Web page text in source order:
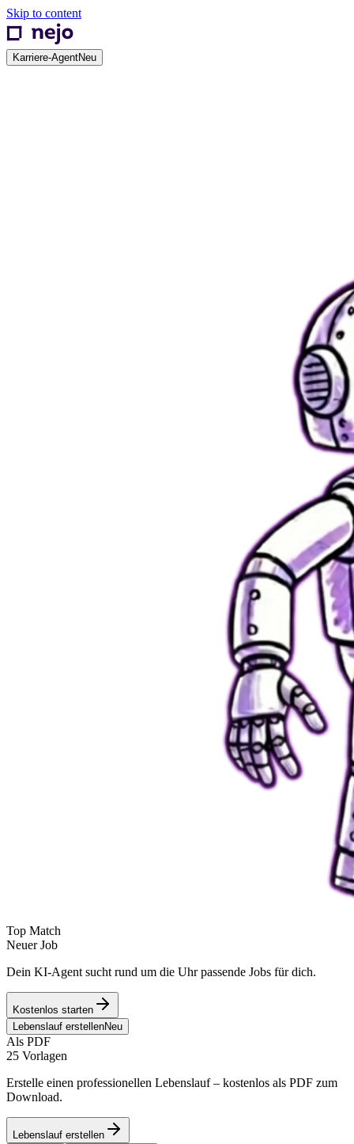
Skip to content
Karriere-AgentNeu
Top Match
Neuer Job
Dein KI-Agent sucht rund um die Uhr passende Jobs für dich.
Kostenlos starten
Lebenslauf erstellenNeu
Als PDF
25 Vorlagen
Erstelle einen professionellen Lebenslauf – kostenlos als PDF zum
Download.
Lebenslauf erstellen